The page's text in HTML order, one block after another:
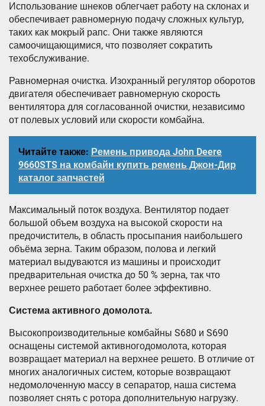
Использование шнеков облегчает работу на склонах и
обеспечивает равномерную подачу сложных культур,
таких как мокрый рапс. Они также являются
самоочищающимися, что позволяет сократить
техобслуживание.
Равномерная очистка. Изохранный регулятор оборотов
двигателя обеспечивает равномерную скорость
вентилятора для согласованной очистки, независимо
от полевых условий или скорости комбайна.
Читайте также: Ремень привода John Deere
9660STS на комбайн купить ремень Джон-Дир
каталог запчастей
Максимальный поток воздуха. Вентилятор подает
большой объем воздуха на высокой скорости на
предочиститель, в область просыпания наибольшего
объёма зерна. Таким образом, полова и легкий
материал выдуваются из машины и происходит
предварительная очистка до 50 % зерна, так что
верхнее решето работает более эффективно.
Система активного домолота.
Высокопроизводительные комбайны S680 и S690
оснащены системой активногодомолота, которая
возвращает материал на верхнее решето. В отличие от
многих аналогичных систем, которые возвращают
недомолоченную массу в сепаратор, наша система
позволяет снять с ротора дополнительную нагрузку.